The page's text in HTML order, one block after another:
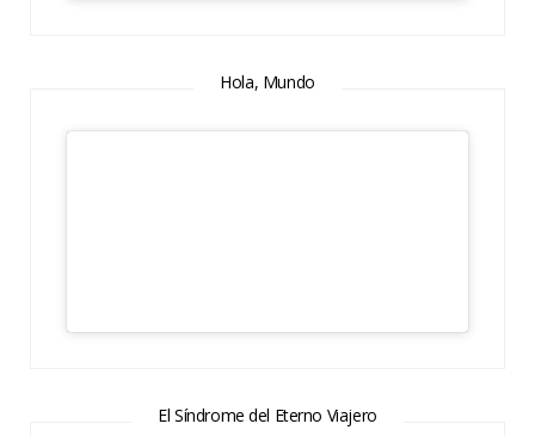
Hola, Mundo
El Síndrome del Eterno Viajero